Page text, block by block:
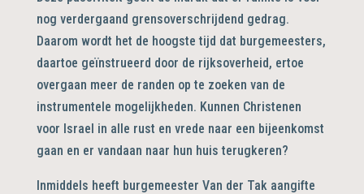
nog verdergaand grensoverschrijdend gedrag.
Daarom wordt het de hoogste tijd dat burgemeesters,
daartoe geïnstrueerd door de rijksoverheid, ertoe
overgaan meer de randen op te zoeken van de
instrumentele mogelijkheden. Kunnen Christenen
voor Israel in alle rust en vrede naar een bijeenkomst
gaan en er vandaan naar hun huis terugkeren?
Inmiddels heeft burgemeester Van der Tak aangifte